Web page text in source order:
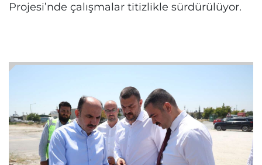
Projesi’nde çalışmalar titizlikle sürdürülüyor.